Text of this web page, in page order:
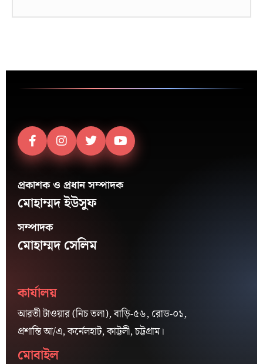
প্রকাশক ও প্রধান সম্পাদক
মোহাম্মদ ইউসুফ
সম্পাদক
মোহাম্মদ সেলিম
কার্যালয়
আরতী টাওয়ার (নিচ তলা), বাড়ি-৫৬, রোড-০১,
প্রশান্তি আ/এ, কর্নেলহাট, কাট্টলী, চট্টগ্রাম।
মোবাইল